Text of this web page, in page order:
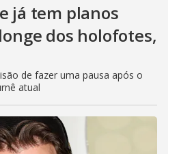
já tem planos
dos holofotes,
de fazer uma pausa após o
atual